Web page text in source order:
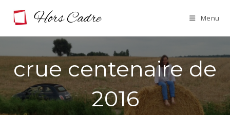
Menu
crue centenaire de
2016